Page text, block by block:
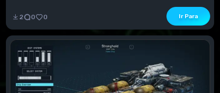
2 0 0 Ir Para